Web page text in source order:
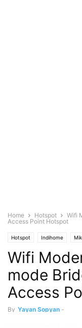
Home Hotspot
Wifi
Access Point Hotspot
Hotspot Indihome
Wifi
mode
Access
By Yayan Sopyan -